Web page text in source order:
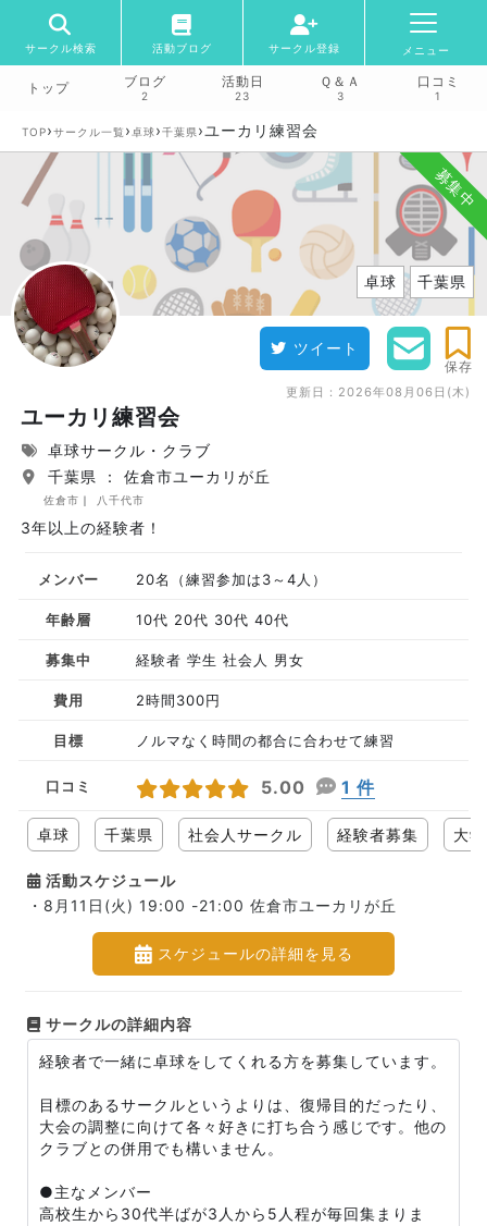
サークル検索 活動ブログ サークル登録 メニュー
トップ ブログ
2
活動日
23
Ｑ＆Ａ
3
口コミ
1
TOP›サークル一覧 › 卓球 ›千葉県›ユーカリ練習会
募集中
卓球 千葉県
ツイート
保存
更新日： 2026年08月06日(木)
ユーカリ練習会
卓球サークル・クラブ
千葉県 ： 佐倉市ユーカリが丘
佐倉市 八千代市
3年以上の経験者！
メンバー 20名（練習参加は3～4人）
年齢層 10代 20代 30代 40代
募集中 経験者 学生 社会人 男女
費用 2時間300円
目標 ノルマなく時間の都合に合わせて練習
口コミ 5.00 1 件
卓球 千葉県 社会人サークル 経験者募集 大
活動スケジュール
・8月11日(火) 19:00 -21:00 佐倉市ユーカリが丘
スケジュールの詳細を見る
サークルの詳細内容
経験者で一緒に卓球をしてくれる方を募集しています。
目標のあるサークルというよりは、復帰目的だったり、
大会の調整に向けて各々好きに打ち合う感じです。他の
クラブとの併用でも構いません。
●主なメンバー
高校生から30代半ばが3人から5人程が毎回集まりま